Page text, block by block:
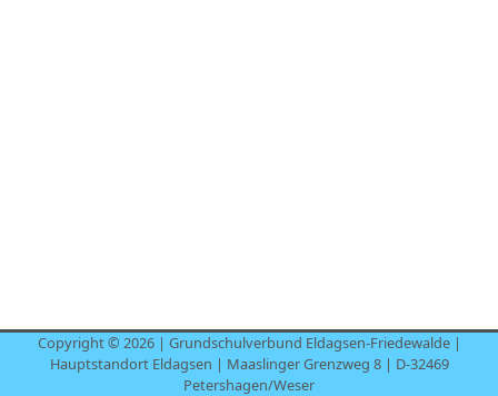
Copyright © 2026 | Grundschulverbund Eldagsen-Friedewalde |
Hauptstandort Eldagsen | Maaslinger Grenzweg 8 | D-32469
Petershagen/Weser